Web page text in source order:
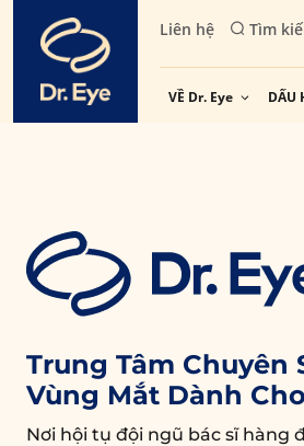
content
Liên hệ Tìm
VỀ Dr. Eye DẤU
Trung Tâm Chuyên
Vùng Mắt Dành
Nơi hội tụ đội ngũ bác sĩ hàng